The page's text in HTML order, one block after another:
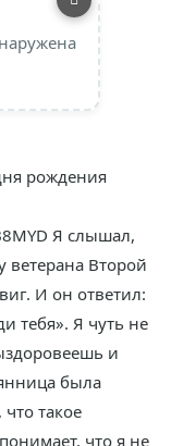
рождения
Я слышал,
ветерана Второй
И он ответил:
тебя». Я чуть не
и
была
такое
что я не